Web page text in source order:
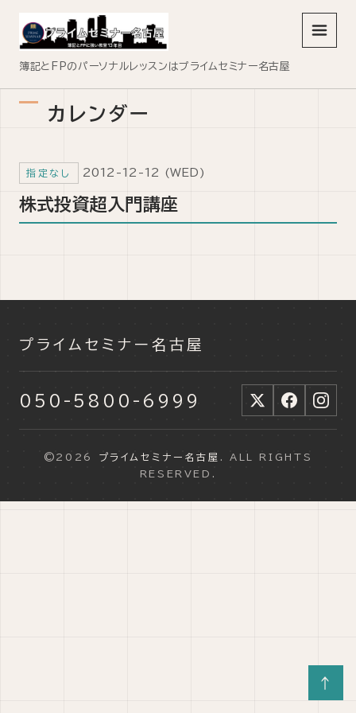
↑
簿記とFPのパーソナルレッスンはプライムセミナー名古屋
メニュ
カレンダー
指定なし 2012-12-12 (WED)
株式投資超入門講座
プライムセミナー名古屋
050-5800-6999
©2026 プライムセミナー名古屋
. ALL RIGHTS
RESERVED.